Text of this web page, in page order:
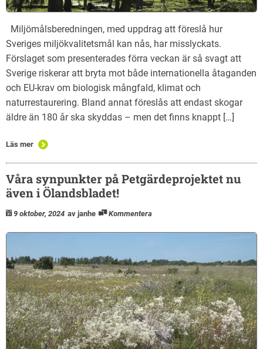
Miljömålsberedningen, med uppdrag att föreslå hur
Sveriges miljökvalitetsmål kan nås, har misslyckats.
Förslaget som presenterades förra veckan är så svagt att
Sverige riskerar att bryta mot både internationella åtaganden
och EU-krav om biologisk mångfald, klimat och
naturrestaurering. Bland annat föreslås att endast skogar
äldre än 180 år ska skyddas – men det finns knappt […]
Läs mer
Våra synpunkter på Petgärdeprojektet nu
även i Ölandsbladet!
9 oktober, 2024 av janhe Kommentera